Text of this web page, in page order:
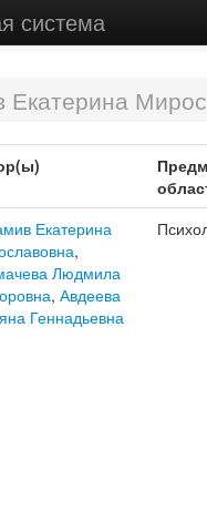
система
Екатерина
Екатерина
,
Людмила
, Авдеева
Геннадьевна